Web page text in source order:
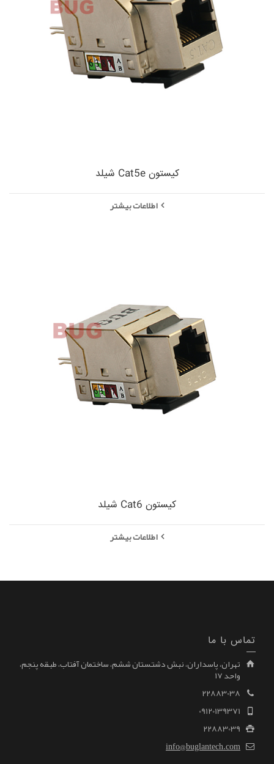
کیستون Cat5e شیلد
اطلاعات بیشتر
کیستون Cat6 شیلد
اطلاعات بیشتر
تماس با ما
تهران، پاسداران، نبش دشتستان ششم، ساختمان آفتاب، طبقه پنجم،
واحد ۱۷
22883038
09120139371
22883039
info@buglantech.com